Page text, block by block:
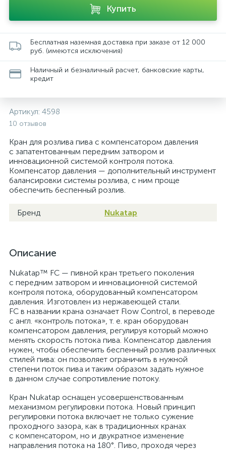
Купить
Бесплатная наземная доставка при заказе от 12 000
руб. (имеются исключения)
Наличный и безналичный расчет, банковские карты,
кредит
Артикул: 4598
10 отзывов
Кран для розлива пива с компенсатором давления
с запатентованным передним затвором и
инновационной системой контроля потока.
Компенсатор давления — дополнительный инструмент
балансировки системы розлива, с ним проще
обеспечить беспенный розлив.
Бренд Nukatap
Описание
Nukatap™ FC — пивной кран третьего поколения
с передним затвором и инновационной системой
контроля потока, оборудованный компенсатором
давления. Изготовлен из нержавеющей стали.
FC в названии крана означает Flow Control, в переводе
с англ. «контроль потока», т. е. кран оборудован
компенсатором давления, регулируя который можно
менять скорость потока пива. Компенсатор давления
нужен, чтобы обеспечить беспенный розлив различных
стилей пива: он позволяет ограничить в нужной
степени поток пива и таким образом задать нужное
в данном случае сопротивление потоку.
Кран Nukatap оснащен усовершенствованным
механизмом регулировки потока. Новый принцип
регулировки потока включает не только сужение
проходного зазора, как в традиционных кранах
с компенсатором, но и двукратное изменение
направления потока на 180°. Пиво, проходя через